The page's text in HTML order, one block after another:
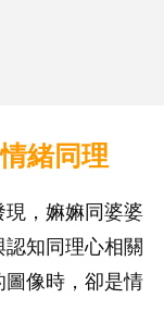
緒同理
，嫲嫲同婆婆
知同理心相關
圖像時，卻是情